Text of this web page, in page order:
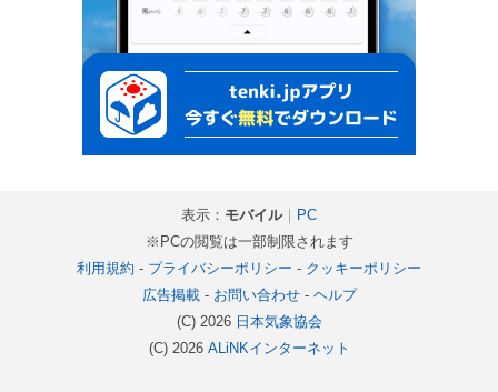
表示： モバイル｜ PC
※PCの閲覧は一部制限されます
利用規約 - プライバシーポリシー - クッキーポリシー
広告掲載- お問い合わせ- ヘルプ
(C) 2026 日本気象協会
(C) 2026 ALiNKインターネット